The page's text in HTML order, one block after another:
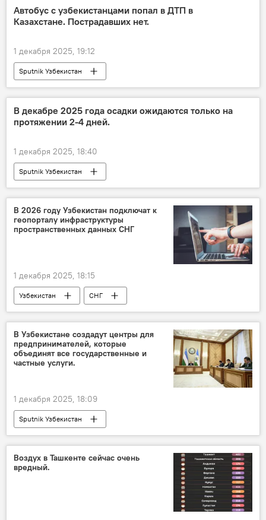
Автобус с узбекистанцами попал в ДТП в
Казахстане. Пострадавших нет.
1 декабря 2025, 19:12
Sputnik Узбекистан
В декабре 2025 года осадки ожидаются только на
протяжении 2-4 дней.
1 декабря 2025, 18:40
Sputnik Узбекистан
В 2026 году Узбекистан подключат к
геопорталу инфраструктуры
пространственных данных СНГ
1 декабря 2025, 18:15
Узбекистан
СНГ
информационные технологии
граждане
бизнес
В Узбекистане создадут центры для
предпринимателей, которые
объединят все государственные и
частные услуги.
1 декабря 2025, 18:09
Sputnik Узбекистан
Воздух в Ташкенте сейчас очень
вредный.